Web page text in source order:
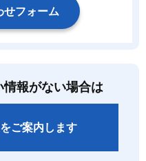
せフォーム
情報がない場合は
ご案内します